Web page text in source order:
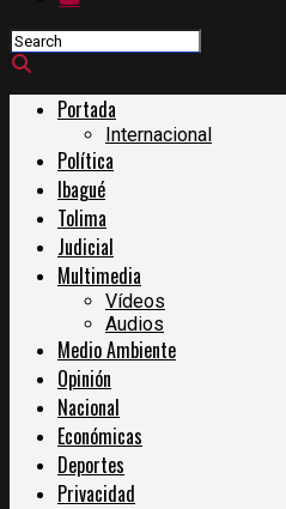
Portada
Internacional
Política
Ibagué
Tolima
Judicial
Multimedia
Vídeos
Audios
Medio Ambiente
Opinión
Nacional
Económicas
Deportes
Privacidad